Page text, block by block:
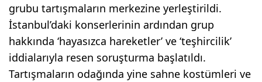
grubu tartışmaların merkezine yerleştirildi.
İstanbul’daki konserlerinin ardından grup
hakkında ‘hayasızca hareketler’ ve ‘teşhircilik’
iddialarıyla resen soruşturma başlatıldı.
Tartışmaların odağında yine sahne kostümleri ve